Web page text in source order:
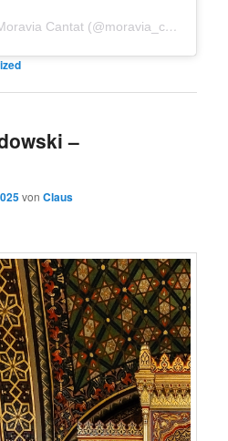
Ein Beitrag geteilt von Moravia Cantat (@moravia_cantat)
–
vonClaus